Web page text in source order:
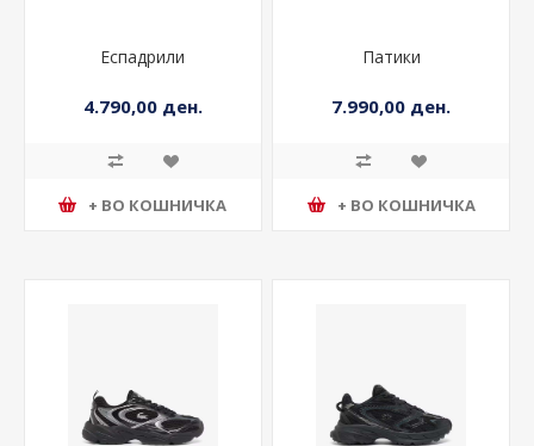
Еспадрили
4.790,00 ден.
+ ВО КОШНИЧКА
Патики
7.990,00 ден.
+ ВО КОШНИЧКА